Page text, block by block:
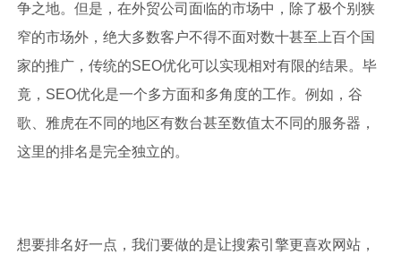
争之地。但是，在外贸公司面临的市场中，除了极个别狭
窄的市场外，绝大多数客户不得不面对数十甚至上百个国
家的推广，传统的SEO优化可以实现相对有限的结果。毕
竟，SEO优化是一个多方面和多角度的工作。例如，谷
歌、雅虎在不同的地区有数台甚至数值太不同的服务器，
这里的排名是完全独立的。
想要排名好一点，我们要做的是让搜索引擎更喜欢网站，